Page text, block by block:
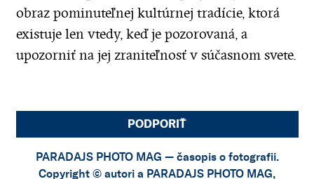
obraz pominuteľnej kultúrnej tradície, ktorá
existuje len vtedy, keď je pozorovaná, a
upozorniť na jej zraniteľnosť v súčasnom svete.
PODPORIŤ
PARADAJS PHOTO MAG — časopis o fotografii.
Copyright © autori a PARADAJS PHOTO MAG,